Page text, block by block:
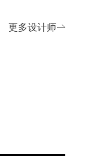
更多设计师